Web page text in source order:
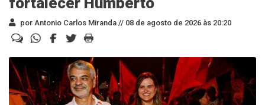
por Antonio Carlos Miranda // 08 de agosto de 2026 às 20:20